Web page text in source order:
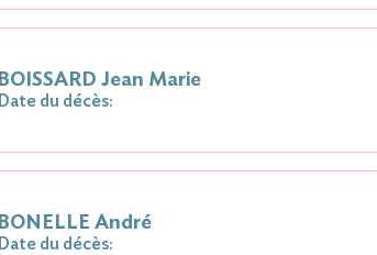
BOISSARD Jean Marie
Date du décès:
BONELLE André
Date du décès: